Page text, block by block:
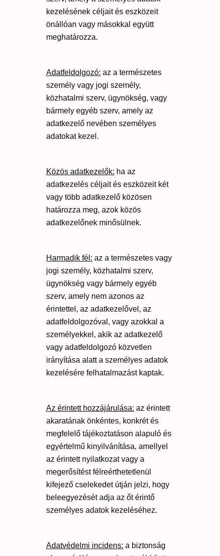
kezelésének céljait és eszközeit
önállóan vagy másokkal együtt
meghatározza.
Adatfeldolgozó: az a természetes
személy vagy jogi személy,
közhatalmi szerv, ügynökség, vagy
bármely egyéb szerv, amely az
adatkezelő nevében személyes
adatokat kezel.
Közös adatkezelők: ha az
adatkezelés céljait és eszközeit két
vagy több adatkezelő közösen
határozza meg, azok közös
adatkezelőnek minősülnek.
Harmadik fél: az a természetes vagy
jogi személy, közhatalmi szerv,
ügynökség vagy bármely egyéb
szerv, amely nem azonos az
érintettel, az adatkezelővel, az
adatfeldolgozóval, vagy azokkal a
személyekkel, akik az adatkezelő
vagy adatfeldolgozó közvetlen
irányítása alatt a személyes adatok
kezelésére felhatalmazást kaptak.
Az érintett hozzájárulása: az érintett
akaratának önkéntes, konkrét és
megfelelő tájékoztatáson alapuló és
egyértelmű kinyilvánítása, amellyel
az érintett nyilatkozat vagy a
megerősítést félreérthetetlenül
kifejező cselekedet útján jelzi, hogy
beleegyezését adja az őt érintő
személyes adatok kezeléséhez.
Adatvédelmi incidens: a biztonság